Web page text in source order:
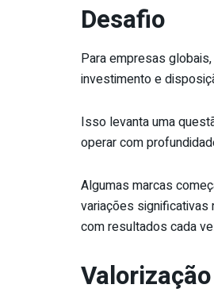
Desafio
Para empresas
investimento e
Isso levanta uma
operar com
Algumas marcas
variações significativas
com resultados cada